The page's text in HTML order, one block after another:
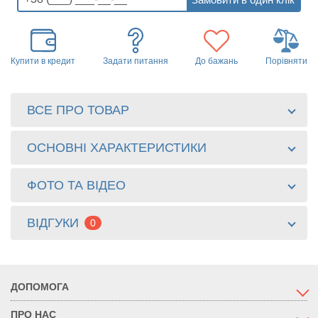
Купити в кредит Задати питання До бажань Порівняти
ВСЕ ПРО ТОВАР
ОСНОВНІ ХАРАКТЕРИСТИКИ
ФОТО ТА ВІДЕО
ВІДГУКИ 0
ДОПОМОГА
ПРО НАС